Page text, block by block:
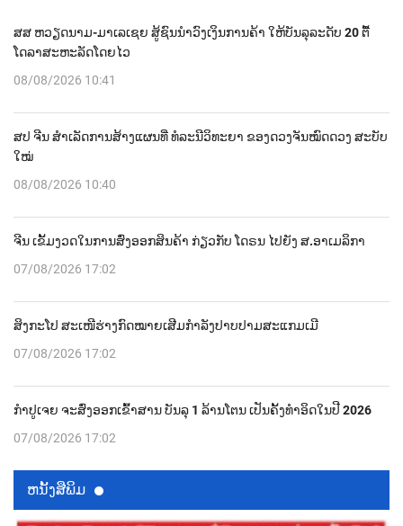
ສສ ຫວຽດນາມ-ມາເລເຊຍ ສູ້ຊົນນຳວົງເງິນການຄ້າ ໃຫ້ບັນລຸລະດັບ 20 ຕື້
ໂດລາສະຫະລັດໂດຍໄວ
08/08/2026 10:41
ສປ ຈີນ ສຳເລັດການສ້າງແຜນທີ່ ທໍລະນີວິທະຍາ ຂອງດວງຈັນໝົດດວງ ສະບັບ
ໃໝ່
08/08/2026 10:40
ຈີນ ເຂັ້ມງວດໃນການສົ່ງອອກສິນຄ້າ ກ່ຽວກັບ ໂດຣນ ໄປຍັງ ສ.ອາເມລິກາ
07/08/2026 17:02
ສິງກະໂປ ສະເໜີຮ່າງກົດໝາຍເສີມກຳລັງປາບປາມສະແກມເມີ
07/08/2026 17:02
ກຳປູເຈຍ ຈະສົ່ງອອກເຂົ້າສານ ບັນລຸ 1 ລ້ານໂຕນ ເປັນຄັ້ງທຳອິດໃນປີ 2026
07/08/2026 17:02
ຫນ້ັງສືພິມ